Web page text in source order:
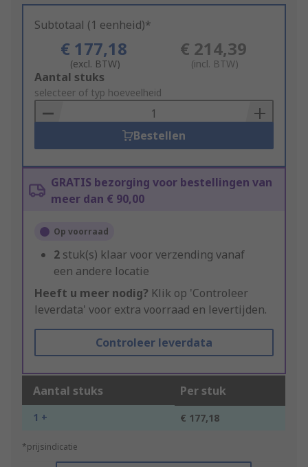
Subtotaal (1 eenheid)*
€ 177,18
(excl. BTW)
€ 214,39
(incl. BTW)
Add
to
Basket
Aantal stuks
selecteer of typ hoeveelheid
Bestellen
GRATIS bezorging voor bestellingen van
meer dan € 90,00
Op voorraad
2 stuk(s) klaar voor verzending vanaf
een andere locatie
Heeft u meer nodig? Klik op 'Controleer
leverdata' voor extra voorraad en levertijden.
Controleer leverdata
Aantal stuks Per stuk
1 + € 177,18
*prijsindicatie